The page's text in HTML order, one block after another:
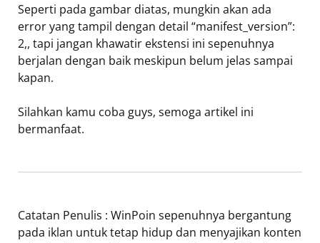
Seperti pada gambar diatas, mungkin akan ada
error yang tampil dengan detail “manifest_version”:
2,, tapi jangan khawatir ekstensi ini sepenuhnya
berjalan dengan baik meskipun belum jelas sampai
kapan.
Silahkan kamu coba guys, semoga artikel ini
bermanfaat.
Catatan Penulis : WinPoin sepenuhnya bergantung
pada iklan untuk tetap hidup dan menyajikan konten